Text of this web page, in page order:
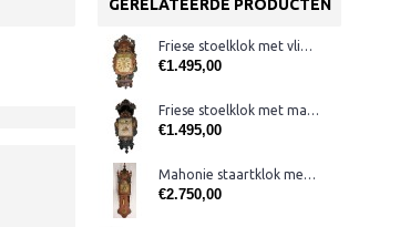
GERELATEERDE PRODUCTEN
Friese stoelklok met vlinders
€1.495,00
Friese stoelklok met maanstand
€1.495,00
Mahonie staartklok met Amsterdamse kap
€2.750,00